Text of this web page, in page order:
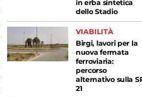
in erba sintetica
dello Stadio
VIABILITÀ
Birgi, lavori per la
nuova fermata
ferroviaria:
percorso
alternativo sulla
21